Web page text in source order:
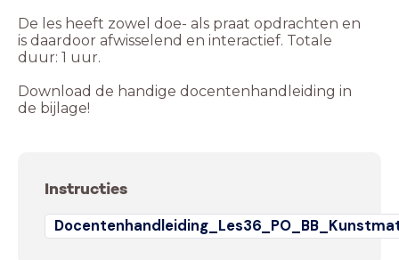
De les heeft zowel doe- als praat opdrachten en
is daardoor afwisselend en interactief. Totale
duur: 1 uur.
Download de handige docentenhandleiding in
de bijlage!
Instructies